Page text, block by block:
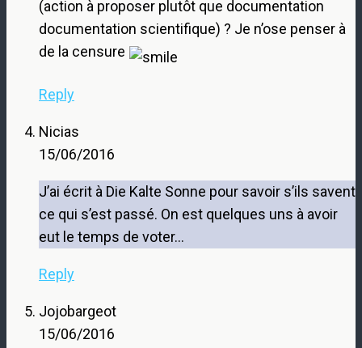
(action à proposer plutôt que documentation
documentation scientifique) ? Je n’ose penser à
de la censure
Reply
Nicias
15/06/2016
J’ai écrit à Die Kalte Sonne pour savoir s’ils savent
ce qui s’est passé. On est quelques uns à avoir
eut le temps de voter…
Reply
Jojobargeot
15/06/2016